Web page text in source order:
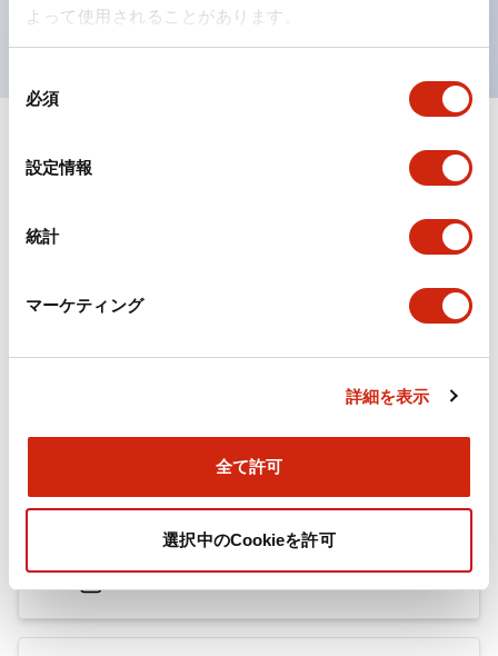
よって使用されることがあります。
必須
設定情報
統計
マーケティング
詳細を表示
全て許可
選択中のCookieを許可
UL、CSA、TÜV、CCC認証品。（一部機種は除く）
ドキュメントとファイル
カタログ
版）（日本語）
TWSシリーズ コントロールユニット（2025年6月
.PDF1.30MB